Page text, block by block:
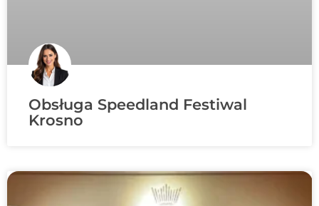
Obsługa Speedland Festiwal
Krosno